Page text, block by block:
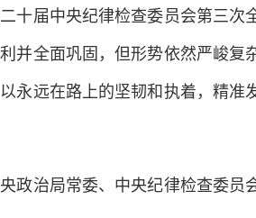
届中央纪律检查委员会第三次
并全面巩固，但形势依然严峻复
远在路上的坚韧和执着，精准
治局常委、中央纪律检查委员